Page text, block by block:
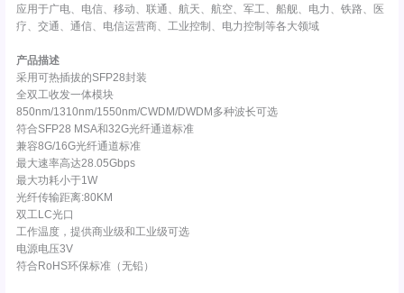
应用于广电、电信、移动、联通、航天、航空、军工、船舰、电力、铁路、医
疗、交通、通信、电信运营商、工业控制、电力控制等各大领域
产品描述
采用可热插拔的SFP28封装
全双工收发一体模块
850nm/1310nm/1550nm/CWDM/DWDM多种波长可选
符合SFP28 MSA和32G光纤通道标准
兼容8G/16G光纤通道标准
最大速率高达28.05Gbps
最大功耗小于1W
光纤传输距离:80KM
双工LC光口
工作温度，提供商业级和工业级可选
电源电压3V
符合RoHS环保标准（无铅）